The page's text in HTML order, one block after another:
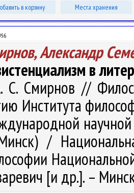
в корзину Места хранения
Александр
в
С. Смирнов //
Института
/
[и др.]. –